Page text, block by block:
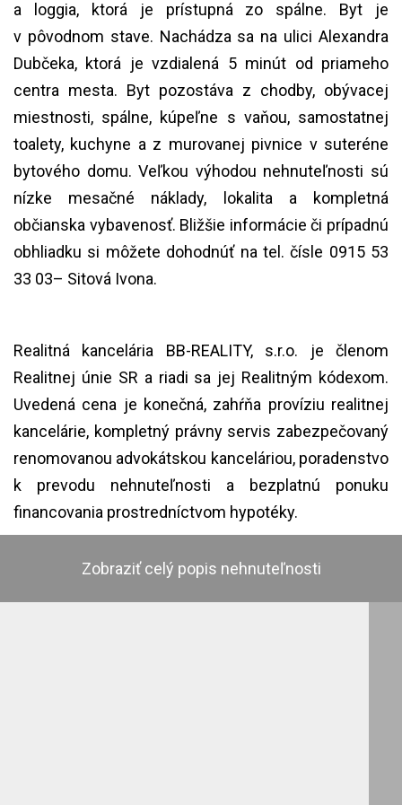
a loggia, ktorá je prístupná zo spálne. Byt je
v pôvodnom stave. Nachádza sa na ulici Alexandra
Dubčeka, ktorá je vzdialená 5 minút od priameho
centra mesta. Byt pozostáva z chodby, obývacej
miestnosti, spálne, kúpeľne s vaňou, samostatnej
toalety, kuchyne a z murovanej pivnice v suteréne
bytového domu. Veľkou výhodou nehnuteľnosti sú
nízke mesačné náklady, lokalita a kompletná
občianska vybavenosť. Bližšie informácie či prípadnú
obhliadku si môžete dohodnúť na tel. čísle 0915 53
33 03– Sitová Ivona.
Realitná kancelária BB-REALITY, s.r.o. je členom
Realitnej únie SR a riadi sa jej Realitným kódexom.
Uvedená cena je konečná, zahŕňa províziu realitnej
kancelárie, kompletný právny servis zabezpečovaný
renomovanou advokátskou kanceláriou, poradenstvo
k prevodu nehnuteľnosti a bezplatnú ponuku
financovania prostredníctvom hypotéky.
Zobraziť celý popis nehnuteľnosti